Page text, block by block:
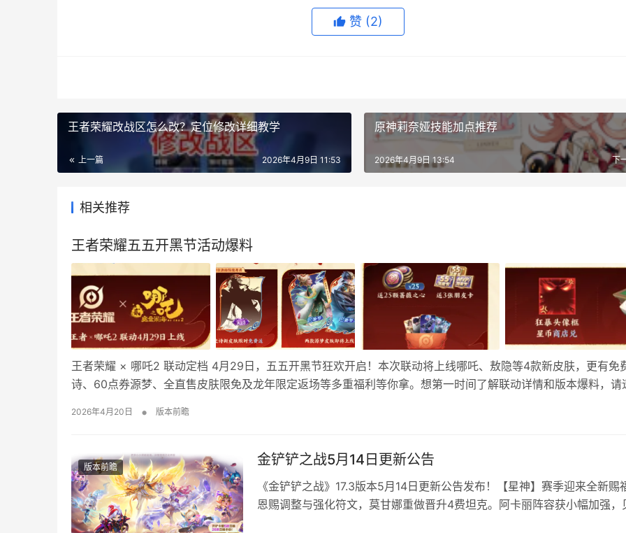
赞 (2)
王者荣耀改战区怎么改？定位修改详细教学
上一篇 2026年4月9日 11:53
原神莉奈娅技能加点推荐
下
2026年4月9日 13:54
相关推荐
王者荣耀五五开黑节活动爆料
王者荣耀 × 哪吒2 联动定档 4月29日，五五开黑节狂欢开启！本次联动将上线哪吒、敖隐等4款新皮肤，更有免
诗、60点券源梦、全直售皮肤限免及龙年限定返场等多重福利等你拿。想第一时间了解联动详情和版本爆料，请
2026年4月20日 • 版本前瞻
版本前瞻 金铲铲之战5月14日更新公告
《金铲铲之战》17.3版本5月14日更新公告发布！【星神】赛季迎来全新赐
恩赐调整与强化符文，莫甘娜重做晋升4费坦克。阿卡丽阵容获小幅加强，